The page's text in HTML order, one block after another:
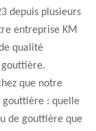
depuis plusieurs
entreprise KM
qualité
gouttière.
que notre
gouttière : quelle
de gouttière que